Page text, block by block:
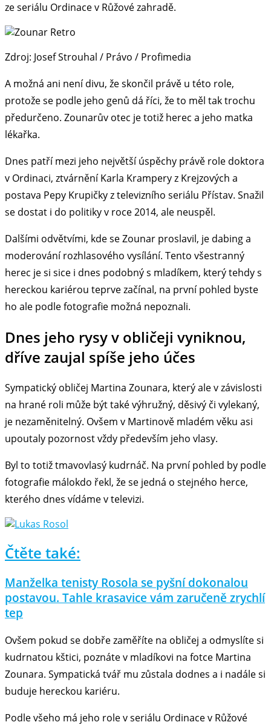
ze seriálu Ordinace v Růžové zahradě.
Zdroj: Josef Strouhal / Právo / Profimedia
A možná ani není divu, že skončil právě u této role,
protože se podle jeho genů dá říci, že to měl tak trochu
předurčeno. Zounarův otec je totiž herec a jeho matka
lékařka.
Dnes patří mezi jeho největší úspěchy právě role doktora
v Ordinaci, ztvárnění Karla Krampery z Krejzových a
postava Pepy Krupičky z televizního seriálu Přístav. Snažil
se dostat i do politiky v roce 2014, ale neuspěl.
Dalšími odvětvími, kde se Zounar proslavil, je dabing a
moderování rozhlasového vysílání. Tento všestranný
herec je si sice i dnes podobný s mladíkem, který tehdy s
hereckou kariérou teprve začínal, na první pohled byste
ho ale podle fotografie možná nepoznali.
Dnes jeho rysy v obličeji vyniknou,
dříve zaujal spíše jeho účes
Sympatický obličej Martina Zounara, který ale v závislosti
na hrané roli může být také výhružný, děsivý či vylekaný,
je nezaměnitelný. Ovšem v Martinově mladém věku asi
upoutaly pozornost vždy především jeho vlasy.
Byl to totiž tmavovlasý kudrnáč. Na první pohled by podle
fotografie málokdo řekl, že se jedná o stejného herce,
kterého dnes vídáme v televizi.
Čtěte také:
Manželka tenisty Rosola se pyšní dokonalou
postavou. Tahle krasavice vám zaručeně zrychlí
tep
Ovšem pokud se dobře zaměříte na obličej a odmyslíte si
kudrnatou kštici, poznáte v mladíkovi na fotce Martina
Zounara. Sympatická tvář mu zůstala dodnes a i nadále si
buduje hereckou kariéru.
Podle všeho má jeho role v seriálu Ordinace v Růžové